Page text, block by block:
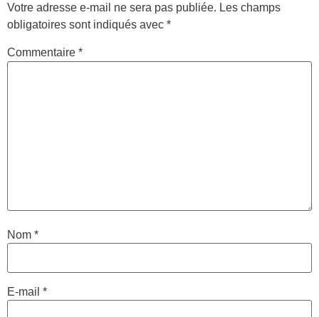
Votre adresse e-mail ne sera pas publiée. Les champs
obligatoires sont indiqués avec *
Commentaire *
Nom *
E-mail *